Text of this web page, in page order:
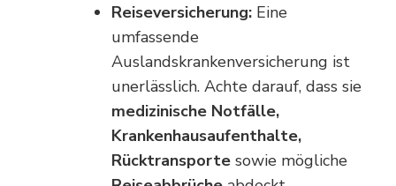
Reiseversicherung: Eine
umfassende
Auslandskrankenversicherung ist
unerlässlich. Achte darauf, dass sie
medizinische Notfälle,
Krankenhausaufenthalte,
Rücktransporte sowie mögliche